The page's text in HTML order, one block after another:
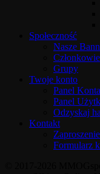
Społeczność
Nasze
Członkowie
Grupy
Twoje konto
Panel Konta
Panel
Odzyskaj
Kontakt
Formularz